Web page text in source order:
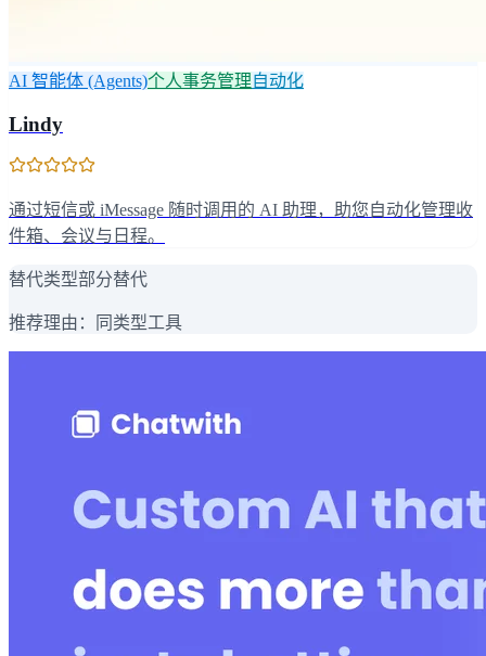
AI 智能体 (Agents)个人事务管理自动化
Lindy
通过短信或 iMessage 随时调用的 AI 助理，助您自动化管理收
件箱、会议与日程。
替代类型部分替代
推荐理由： 同类型工具